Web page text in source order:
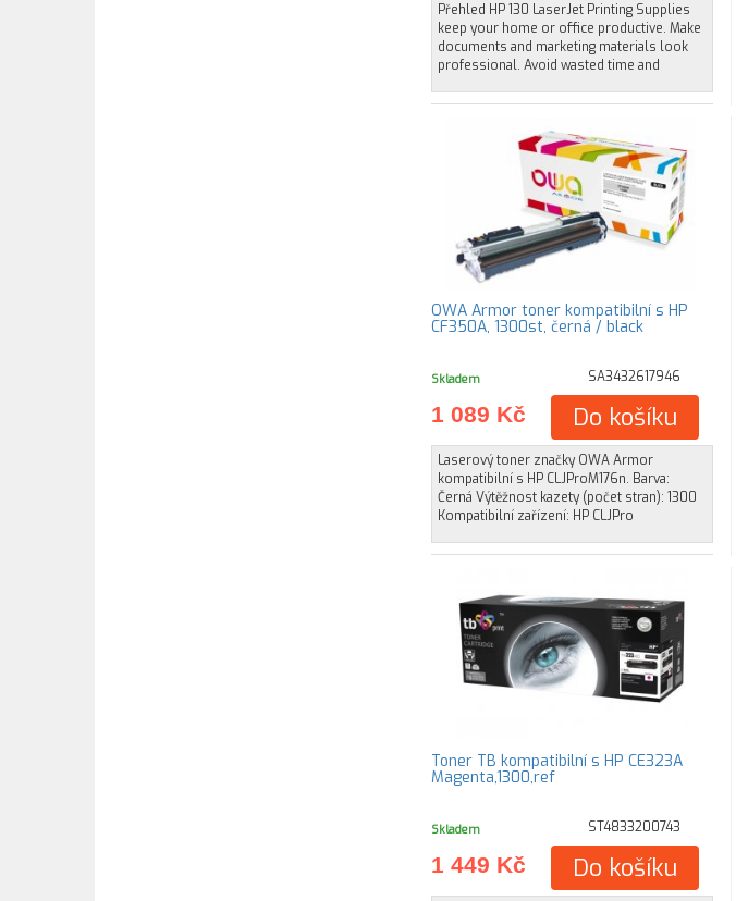
Přehled HP 130 LaserJet Printing Supplies
keep your home or office productive. Make
documents and marketing materials look
professional. Avoid wasted time and
OWA Armor toner kompatibilní s HP
CF350A, 1300st, černá / black
Skladem SA3432617946
1 089 Kč Do košíku
Laserový toner značky OWA Armor
kompatibilní s HP CLJProM176n. Barva:
Černá Výtěžnost kazety (počet stran): 1300
Kompatibilní zařízení: HP CLJPro
Toner TB kompatibilní s HP CE323A
Magenta,1300,ref
Skladem ST4833200743
1 449 Kč Do košíku